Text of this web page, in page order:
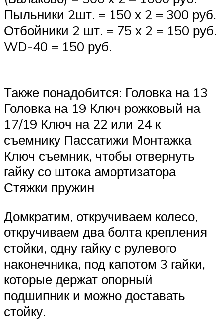
Пыльники 2шт. = 150 х 2 = 300 руб.
Отбойники 2 шт. = 75 х 2 = 150 руб.
WD-40 = 150 руб.
Также понадобится: Головка на 13
Головка на 19 Ключ рожковый на
17/19 Ключ на 22 или 24 к
съемнику Пассатижи Монтажка
Ключ съемник, чтобы отвернуть
гайку со штока амортизатора
Стяжки пружин
Домкратим, откручиваем колесо,
откручиваем два болта крепления
стойки, одну гайку с рулевого
наконечника, под капотом 3 гайки,
которые держат опорный
подшипник и можно доставать
стойку.